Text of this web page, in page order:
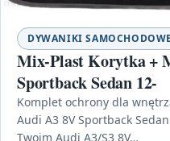
DYWANIKI SAMOCHODOWE
Mix-Plast Korytka +
Sportback Sedan 12-
Komplet ochrony dla
Audi A3 8V Sportback
Twoim Audi A3/S3 8V…